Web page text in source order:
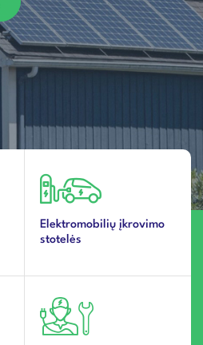
Elektromobilių įkrovimo
stotelės